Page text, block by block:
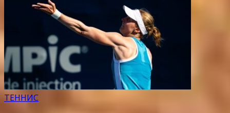
ТЕННИС